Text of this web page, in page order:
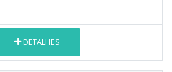
DETALHES